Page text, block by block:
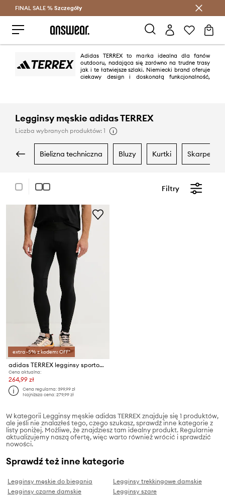
Oszczędzaj z Answear Club >
FINAL SALE % Szczegóły
Adidas TERREX to marka idealna dla fanów
outdooru, nadająca się zarówno na trudne trasy
jak i te łatwiejsze szlaki. Niemiecki brand oferuje
ciekawy design i doskonałą funkcjonalność,
Legginsy męskie adidas TERREX
Liczba wybranych produktów: 1
bielizna techniczna bluzy kurtki skarpetki
Filtry
extra -5% z kodem: OFF*
adidas TERREX legginsy sportowe Xperior
Cena aktualna:
264,99 zł
Cena regularna:399,99 zł
Najniższa cena:279,99 zł
W kategorii Legginsy męskie adidas TERREX znajduje się 1 produktów,
ale jeśli nie znalazłeś tego, czego szukasz, sprawdź inne kategorie z
listy poniżej. Możliwe, że znajdziesz tam idealny produkt. Regularnie
aktualizujemy naszą ofertę, więc warto również wrócić i sprawdzić
nowości.
Sprawdź też inne kategorie
Legginsy męskie do biegania
Legginsy trekkingowe damskie
Legginsy czarne damskie
Legginsy szare